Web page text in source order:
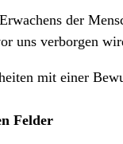
der
uns verborgen
mit einer
Felder